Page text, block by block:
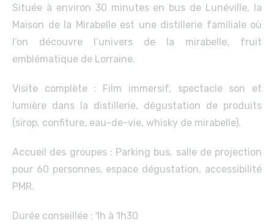
Située à environ 30 minutes en bus de Lunéville, la
Maison de la Mirabelle est une distillerie familiale où
l’on découvre l’univers de la mirabelle, fruit
emblématique de Lorraine.
Visite complète : Film immersif, spectacle son et
lumière dans la distillerie, dégustation de produits
(sirop, confiture, eau-de-vie, whisky de mirabelle).
Accueil des groupes : Parking bus, salle de projection
pour 60 personnes, espace dégustation, accessibilité
PMR.
Durée conseillée : 1h à 1h30